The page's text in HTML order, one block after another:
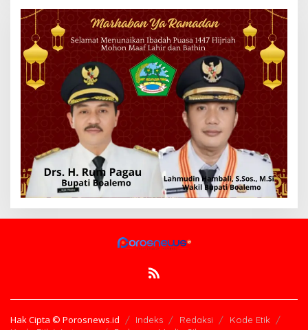
Hak Cipta © Porosnews.id Indeks Redaksi
Kode Etik